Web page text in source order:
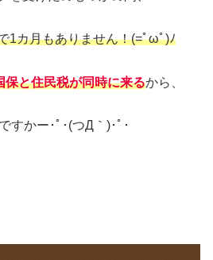
1カ月もありません！(=ﾟωﾟ)ﾉ
保と住民税が同時に来るから、
すかー･ﾟ･(つД｀)･ﾟ･